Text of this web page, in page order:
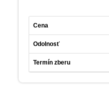
Cena
Odolnosť
Termín zberu